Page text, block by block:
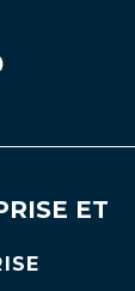
ET